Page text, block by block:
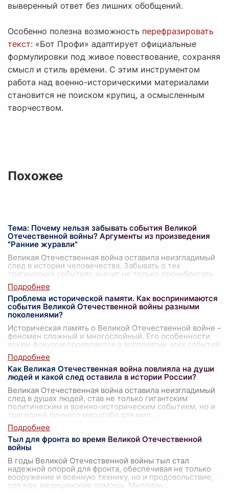
выверенный ответ без лишних обобщений.
Особенно полезна возможность перефразировать
текст: «Бот Профи» адаптирует официальные
формулировки под живое повествование, сохраняя
смысл и стиль времени. С этим инструментом
работа над военно-историческими материалами
становится не поиском крупиц, а осмысленным
творчеством.
Похожее
Тема: Почему нельзя забывать события Великой
Отечественной войны? Аргументы из произведения
"Ранние журавли"
Великая Отечественная война оставила неизгладимый
след в истории человечества. Забывать о тех
трагических событиях значит не только пренебрегать
памятью о миллионах погибших, но и
Проблема исторической памяти. Как воспринимаются
события Великой Отечественной войны разными
поколениями?
Историческая память о Великой Отечественной войне –
феномен сложный и многослойный. Его особенности
ярким фокусом проявляются в восприятии этих событий
разными поколениями. Подрост
Как Великая Отечественная война повлияла на души
людей и какой след оставила в истории России?
Великая Отечественная война оставила неизгладимый
след в душах людей, став не только гигантским
политическим и военно-историческим событием, но и
трагедией личного масштаба для мил
Тыл для фронта во время Великой Отечественной
войны
В годы Великой Отечественной войны тыл стал
надежной опорой для фронта, обеспечивая не только
вооружение и военную технику, но и продовольствие,
одежду, медицинскую помощь. Миллион